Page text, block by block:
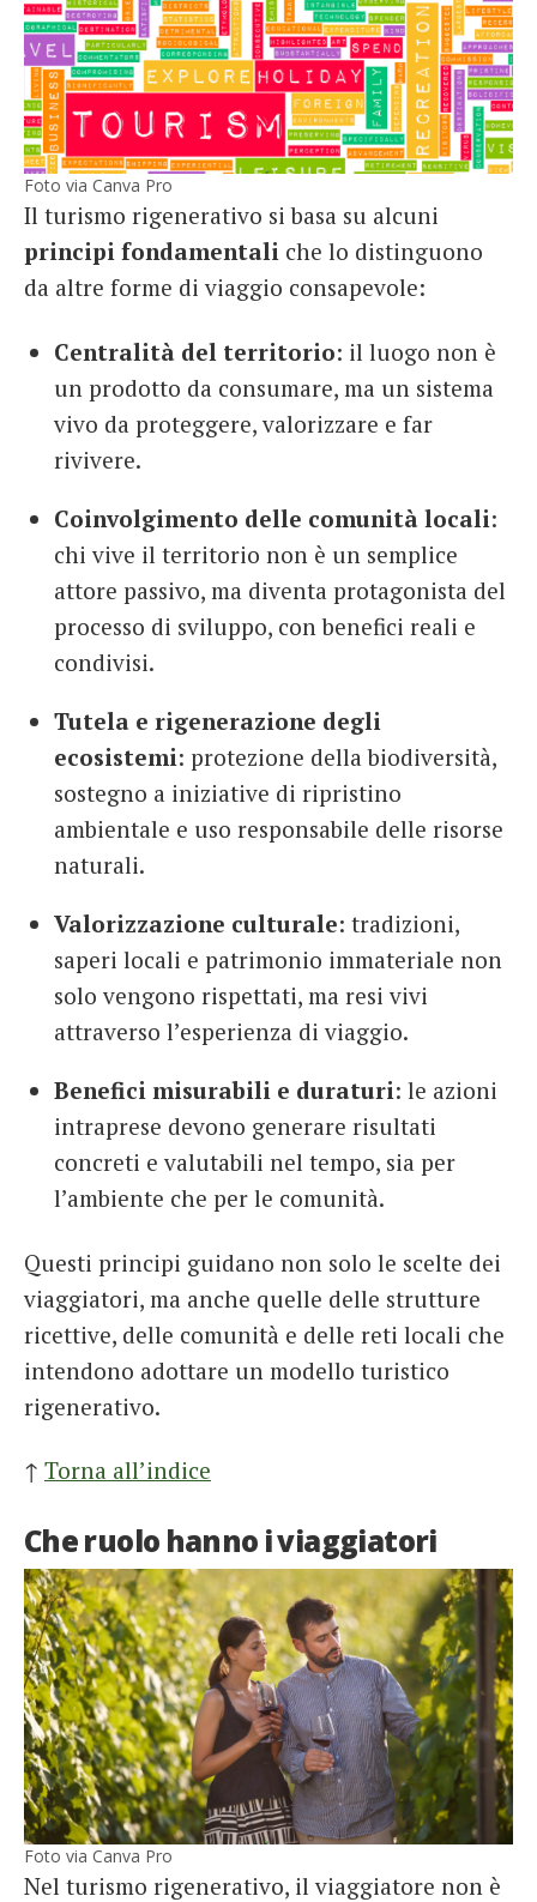
Foto via Canva Pro
Il turismo rigenerativo si basa su alcuni
principi fondamentali che lo distinguono
da altre forme di viaggio consapevole:
Centralità del territorio: il luogo non è
un prodotto da consumare, ma un sistema
vivo da proteggere, valorizzare e far
rivivere.
Coinvolgimento delle comunità locali:
chi vive il territorio non è un semplice
attore passivo, ma diventa protagonista del
processo di sviluppo, con benefici reali e
condivisi.
Tutela e rigenerazione degli
ecosistemi: protezione della biodiversità,
sostegno a iniziative di ripristino
ambientale e uso responsabile delle risorse
naturali.
Valorizzazione culturale: tradizioni,
saperi locali e patrimonio immateriale non
solo vengono rispettati, ma resi vivi
attraverso l’esperienza di viaggio.
Benefici misurabili e duraturi: le azioni
intraprese devono generare risultati
concreti e valutabili nel tempo, sia per
l’ambiente che per le comunità.
Questi principi guidano non solo le scelte dei
viaggiatori, ma anche quelle delle strutture
ricettive, delle comunità e delle reti locali che
intendono adottare un modello turistico
rigenerativo.
↑ Torna all’indice
Che ruolo hanno i viaggiatori
Foto via Canva Pro
Nel turismo rigenerativo, il viaggiatore non è